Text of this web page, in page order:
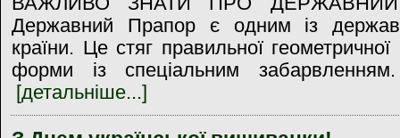
Державний Прапор є одним із
країни. Це стяг правильної геометричної
форми із спеціальним
[детальніше...]